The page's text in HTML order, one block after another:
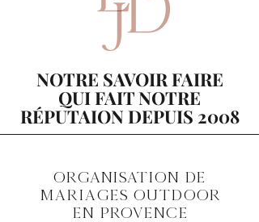
NOTRE SAVOIR FAIRE
QUI FAIT NOTRE
RÉPUTAION DEPUIS 2008
ORGANISATION de
Mariages OUTDOOR
EN PROVENCE